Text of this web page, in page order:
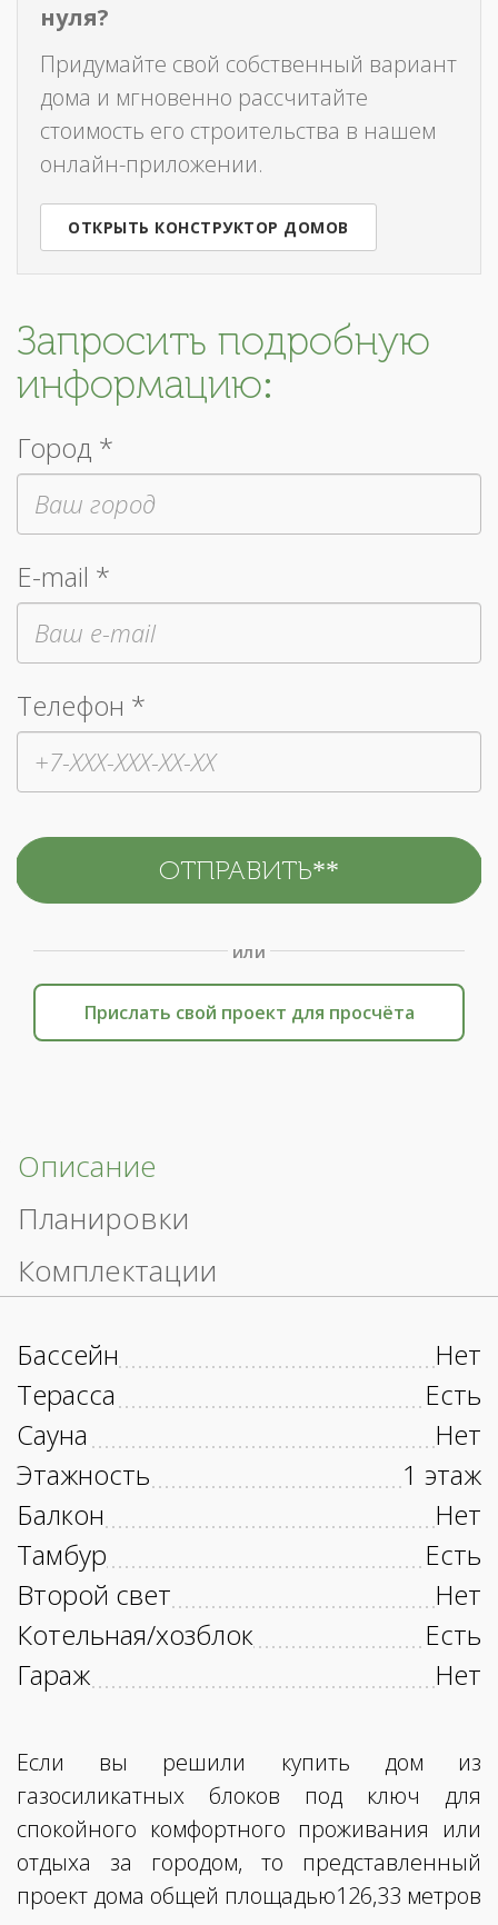
нуля?
Придумайте свой собственный вариант
дома и мгновенно рассчитайте
стоимость его строительства в нашем
онлайн-приложении.
ОТКРЫТЬ КОНСТРУКТОР ДОМОВ
Запросить подробную
информацию:
Город *
E-mail *
Телефон *
или
Прислать свой проект для просчёта
Описание
Планировки
Комплектации
Бассейн
Нет
Терасса
Есть
Сауна
Нет
Этажность
1 этаж
Балкон
Нет
Тамбур
Есть
Второй свет
Нет
Котельная/хозблок
Есть
Гараж
Нет
Если вы решили купить дом из
газосиликатных блоков под ключ для
спокойного комфортного проживания или
отдыха за городом, то представленный
проект дома общей площадью126,33 метров